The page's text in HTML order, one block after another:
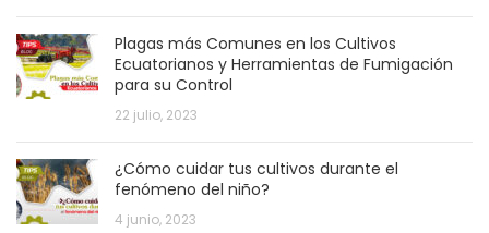
Plagas más Comunes en los Cultivos
Ecuatorianos y Herramientas de Fumigación
para su Control
22 julio, 2023
¿Cómo cuidar tus cultivos durante el
fenómeno del niño?
4 junio, 2023